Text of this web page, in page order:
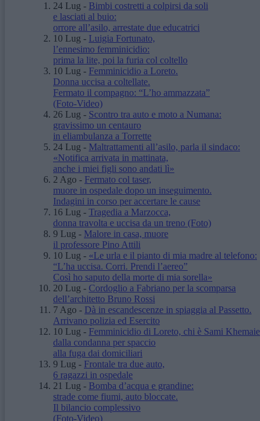
24 Lug - Bimbi costretti a colpirsi da soli
e lasciati al buio:
orrore all’asilo, arrestate due educatrici
10 Lug - Luigia Fortunato,
l’ennesimo femminicidio:
prima la lite, poi la furia col coltello
10 Lug - Femminicidio a Loreto.
Donna uccisa a coltellate.
Fermato il compagno: “L’ho ammazzata”
(Foto-Video)
26 Lug - Scontro tra auto e moto a Numana:
gravissimo un centauro
in eliambulanza a Torrette
24 Lug - Maltrattamenti all’asilo, parla il sindaco:
«Notifica arrivata in mattinata,
anche i miei figli sono andati lì»
2 Ago - Fermato col taser,
muore in ospedale dopo un inseguimento.
Indagini in corso per accertare le cause
16 Lug - Tragedia a Marzocca,
donna travolta e uccisa da un treno (Foto)
9 Lug - Malore in casa, muore
il professore Pino Attili
10 Lug - «Le urla e il pianto di mia madre al telefono:
“L’ha uccisa. Corri. Prendi l’aereo”
Così ho saputo della morte di mia sorella»
20 Lug - Cordoglio a Fabriano per la scomparsa
dell’architetto Bruno Rossi
7 Ago - Dà in escandescenze in spiaggia al Passetto.
Arrivano polizia ed Esercito
10 Lug - Femminicidio di Loreto, chi è Sami
dalla condanna per spaccio
alla fuga dai domiciliari
9 Lug - Frontale tra due auto,
6 ragazzi in ospedale
21 Lug - Bomba d’acqua e grandine:
strade come fiumi, auto bloccate.
Il bilancio complessivo
(Foto-Video)